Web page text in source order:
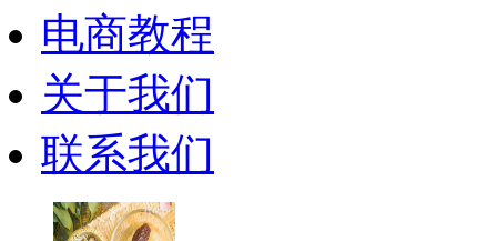
电商教程
关于我们
联系我们